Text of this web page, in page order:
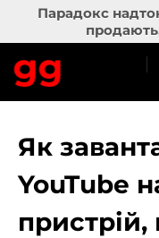
Парадокс
Як
YouTube